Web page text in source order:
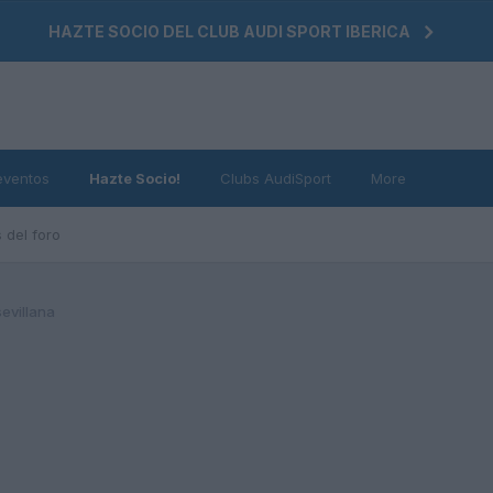
HAZTE SOCIO DEL CLUB AUDI SPORT IBERICA
del foro
Hazte Socio! Clubs AudiSport More